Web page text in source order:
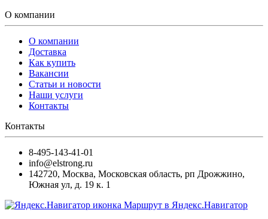
О компании
О компании
Доставка
Как купить
Вакансии
Статьи и новости
Наши услуги
Контакты
Контакты
8-495-143-41-01
info@elstrong.ru
142720, Москва, Московская область, рп Дрожжино,
Южная ул, д. 19 к. 1
Маршрут в Яндекс.Навигатор